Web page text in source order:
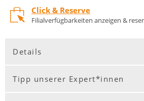
Click & Reserve
Filialverfügbarkeiten anzeigen &
Details
Tipp unserer Expert*innen